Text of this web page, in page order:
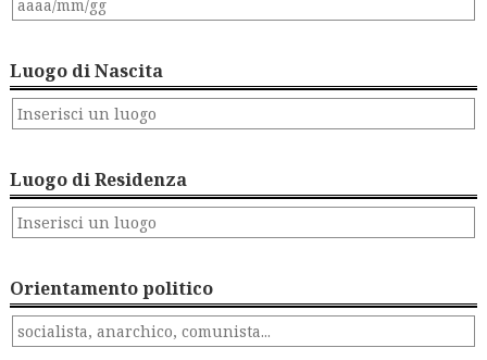
Luogo di Nascita
Luogo di Residenza
Orientamento politico